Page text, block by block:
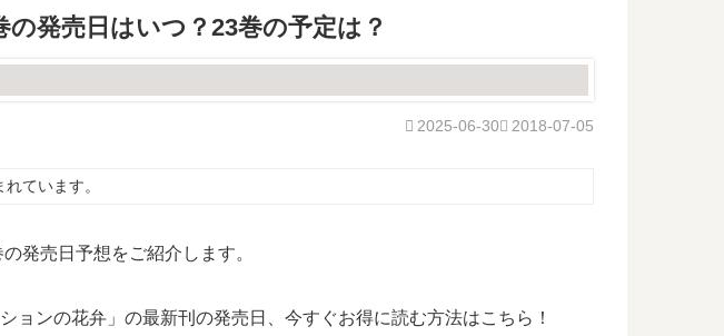
発売日はいつ？23巻の予定は？
2018-07-05
2025-06-30
ています。
発売日予想をご紹介します。
ンの花弁」の最新刊の発売日、今すぐお得に読む方法はこちら！